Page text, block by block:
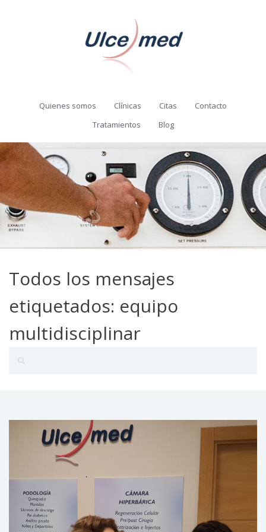
Quienes somos Clínicas Citas
Contacto
Tratamientos
Blog
Todos los mensajes
etiquetados: equipo
multidisciplinar